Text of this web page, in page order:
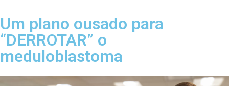
Um plano ousado para
“DERROTAR” o
meduloblastoma